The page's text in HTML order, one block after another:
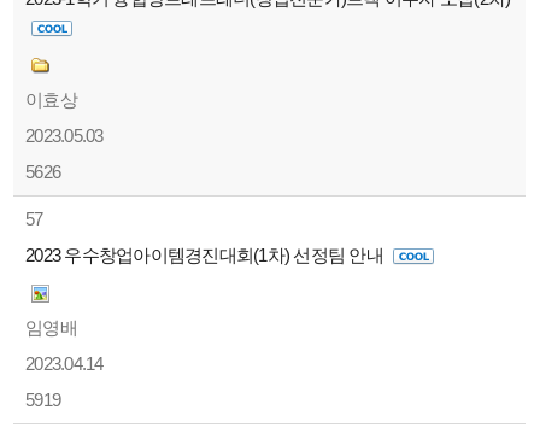
이효상
2023.05.03
5626
57
2023 우수창업아이템경진대회(1차) 선정팀 안내
임영배
2023.04.14
5919